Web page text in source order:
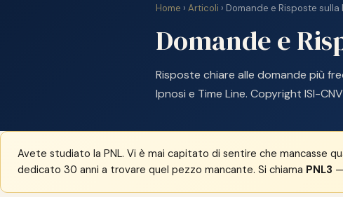
Home › Articoli › Domande e Risposte sulla
Domande e
Risposte chiare alle domande più
Ipnosi e Time Line. Copyright ISI-
Avete studiato la PNL. Vi è mai capitato di sentire che mancasse
dedicato 30 anni a trovare quel pezzo mancante. Si chiama PNL3